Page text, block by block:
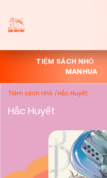
TIỆM SÁCH NHỎ
MANHUA
Tiệm sách nhỏ Hắc Huyết
Hắc Huyết